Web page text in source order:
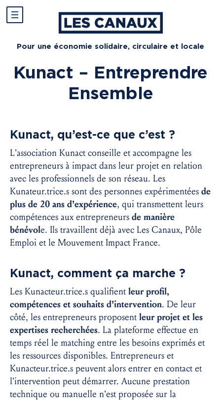
Pour une économie solidaire, circulaire et locale
Kunact – Entreprendre
Ensemble
Kunact, qu’est-ce que c’est ?
L’association Kunact conseille et accompagne les
entrepreneurs à impact dans leur projet en relation
avec les professionnels de son réseau. Les
Kunateur.trice.s sont des personnes expérimentées de
plus de 20 ans d’expérience, qui transmettent leurs
compétences aux entrepreneurs de manière
bénévole. Ils travaillent déjà avec Les Canaux, Pôle
Emploi et le Mouvement Impact France.
Kunact, comment ça marche ?
Les Kunacteur.trice.s qualifient leur profil,
compétences et souhaits d’intervention. De leur
côté, les entrepreneurs proposent leur projet et les
expertises recherchées. La plateforme effectue en
temps réel le matching entre les besoins exprimés et
les ressources disponibles. Entrepreneurs et
Kunacteur.trice.s peuvent alors entrer en contact et
l’intervention peut démarrer. Aucune prestation
technique ou manuelle n’est proposée sur la